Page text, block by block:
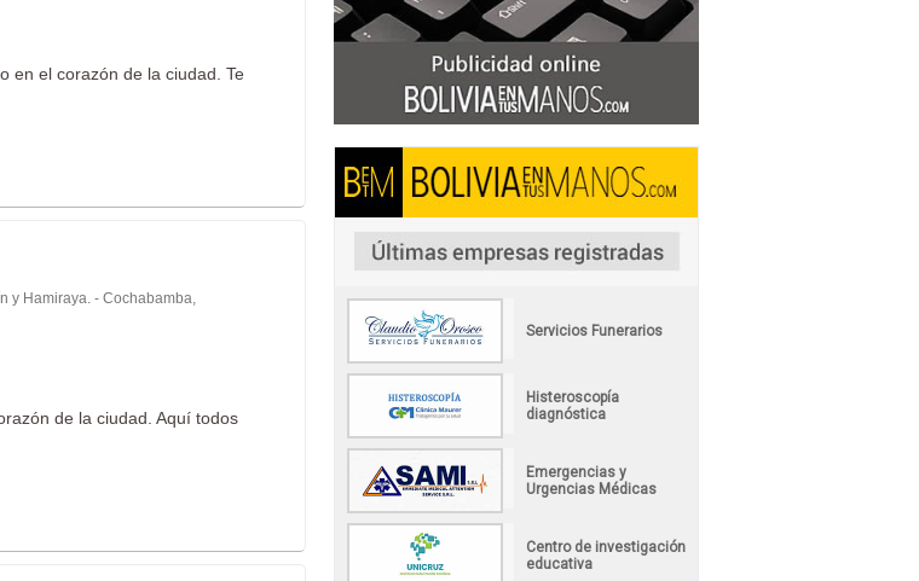
en el corazón de la ciudad. Te
y Hamiraya. - Cochabamba,
de la ciudad. Aquí todos
Servicios Funerarios
Histeroscopía
diagnóstica
Emergencias y
Urgencias Médicas
Centro de investigación
educativa